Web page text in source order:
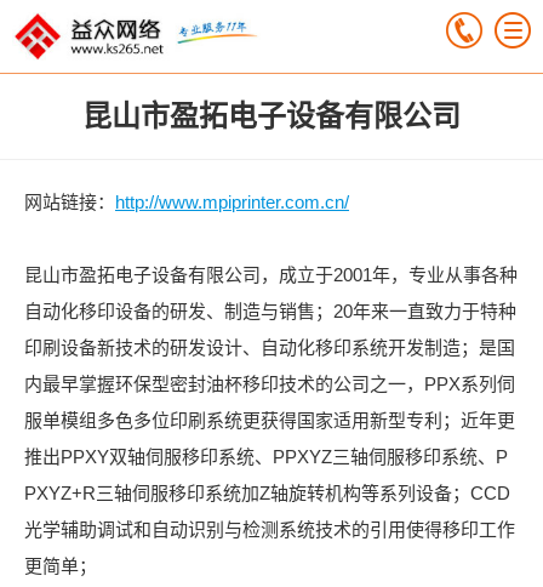
昆山市盈拓电子设备有限公司
网站链接： http://www.mpiprinter.com.cn/
昆山市盈拓电子设备有限公司，成立于2001年，专业从事各种
自动化移印设备的研发、制造与销售；20年来一直致力于特种
印刷设备新技术的研发设计、自动化移印系统开发制造；是国
内最早掌握环保型密封油杯移印技术的公司之一，PPX系列伺
服单模组多色多位印刷系统更获得国家适用新型专利；近年更
推出PPXY双轴伺服移印系统、PPXYZ三轴伺服移印系统、P
PXYZ+R三轴伺服移印系统加Z轴旋转机构等系列设备；CCD
光学辅助调试和自动识别与检测系统技术的引用使得移印工作
更简单；